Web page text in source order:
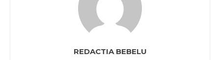
REDACTIA BEBELU